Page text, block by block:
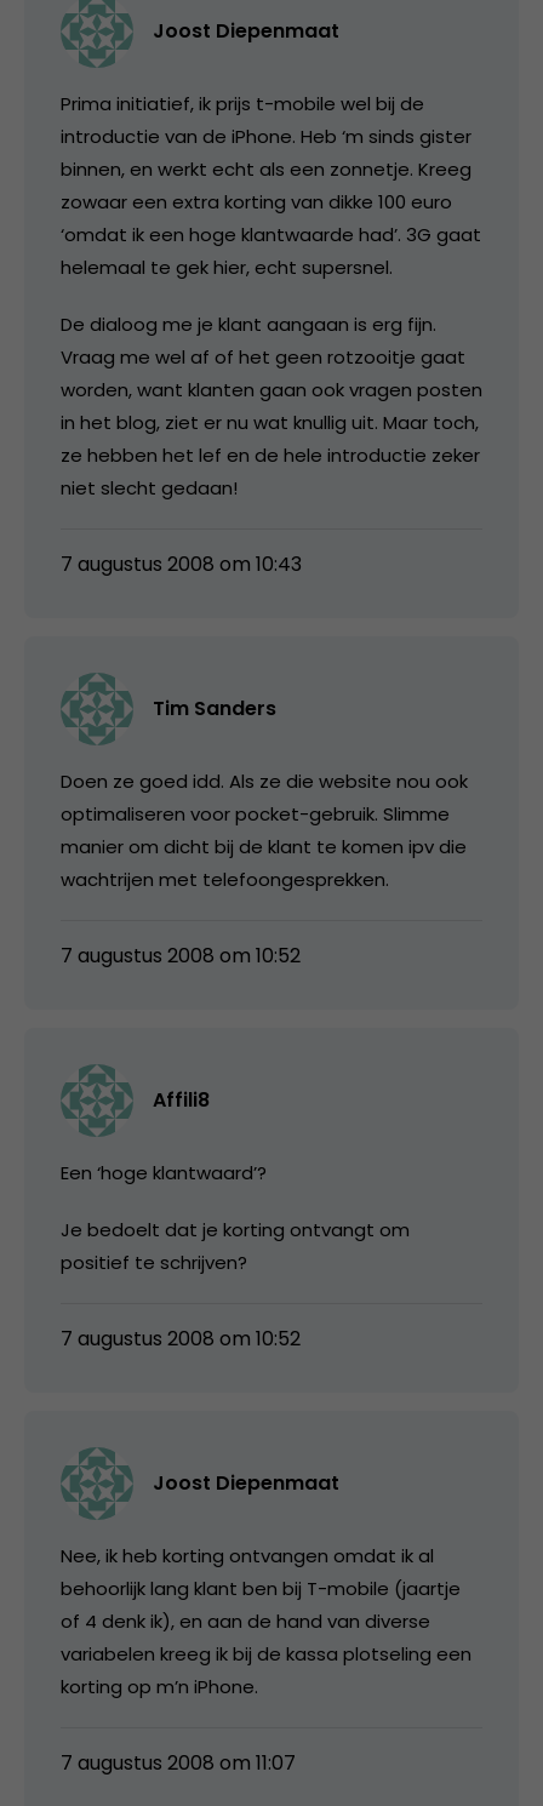
Joost Diepenmaat
Prima initiatief, ik prijs t-mobile wel bij de
introductie van de iPhone. Heb ‘m sinds gister
binnen, en werkt echt als een zonnetje. Kreeg
zowaar een extra korting van dikke 100 euro
‘omdat ik een hoge klantwaarde had’. 3G gaat
helemaal te gek hier, echt supersnel.
De dialoog me je klant aangaan is erg fijn.
Vraag me wel af of het geen rotzooitje gaat
worden, want klanten gaan ook vragen posten
in het blog, ziet er nu wat knullig uit. Maar toch,
ze hebben het lef en de hele introductie zeker
niet slecht gedaan!
7 augustus 2008 om 10:43
Tim Sanders
Doen ze goed idd. Als ze die website nou ook
optimaliseren voor pocket-gebruik. Slimme
manier om dicht bij de klant te komen ipv die
wachtrijen met telefoongesprekken.
7 augustus 2008 om 10:52
Affili8
Een ‘hoge klantwaard’?
Je bedoelt dat je korting ontvangt om
positief te schrijven?
7 augustus 2008 om 10:52
Joost Diepenmaat
Nee, ik heb korting ontvangen omdat ik al
behoorlijk lang klant ben bij T-mobile (jaartje
of 4 denk ik), en aan de hand van diverse
variabelen kreeg ik bij de kassa plotseling een
korting op m’n iPhone.
7 augustus 2008 om 11:07